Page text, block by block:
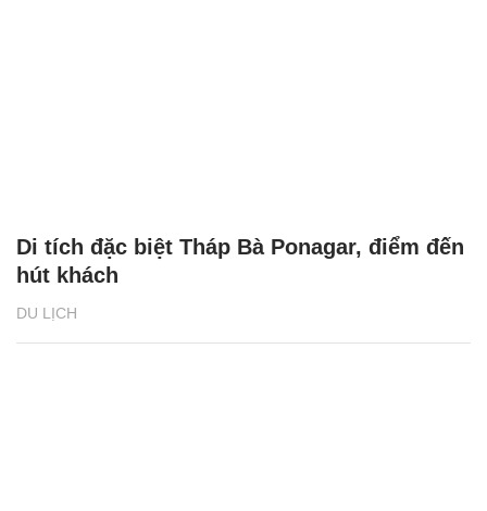
DU LỊCH
Di tích đặc biệt Tháp Bà Ponagar, điểm đến
hút khách